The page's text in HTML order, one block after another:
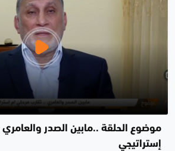
موضوع الحلقة ..مابين الصدر
إستراتيجي